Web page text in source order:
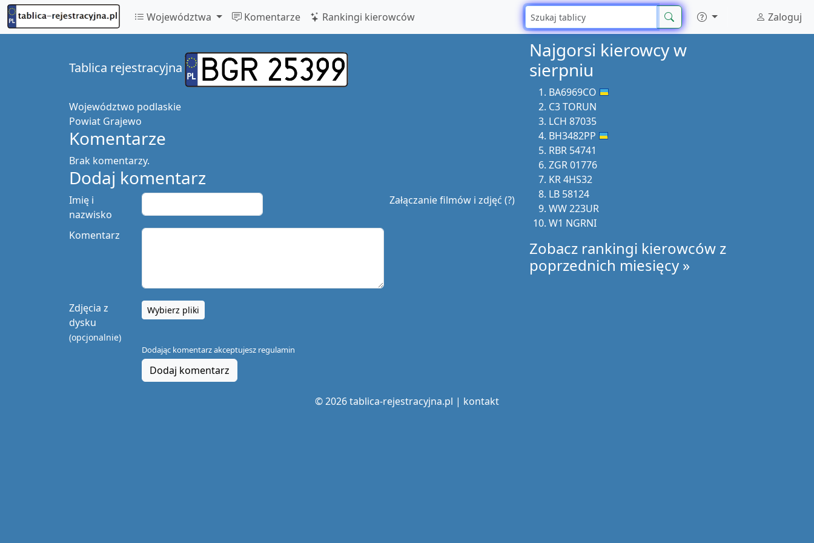
Województwa Komentarze Rankingi kierowców Zaloguj
Tablica rejestracyjna
Województwo podlaskie
Powiat Grajewo
Komentarze
Brak komentarzy.
Dodaj komentarz
Załączanie filmów i zdjęć (?)
Imię i
nazwisko
Komentarz
Zdjęcia z
dysku
(opcjonalnie)
Wybierz pliki
Dodając komentarz akceptujesz regulamin
Dodaj komentarz
Najgorsi kierowcy w
sierpniu
BA6969CO
C3 TORUN
LCH 87035
BH3482PP
RBR 54741
ZGR 01776
KR 4HS32
LB 58124
WW 223UR
W1 NGRNI
Zobacz rankingi kierowców z
poprzednich miesięcy »
© 2026 tablica-rejestracyjna.pl | kontakt